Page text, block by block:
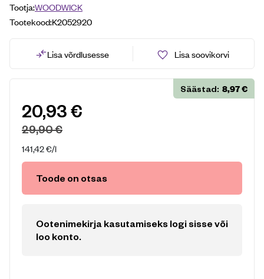
Tootja:WOODWICK
Tootekood:K2052920
Lisa võrdlusesse Lisa soovikorvi
20,93€
29,90€
141,42€/l
Säästad: 8,97€
Toode on otsas
Ootenimekirja kasutamiseks logi sisse või
loo konto.